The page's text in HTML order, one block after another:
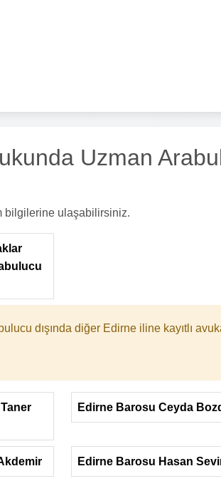
Uzman
bilgilerine ulaşabilirsiniz.
dışında diğer Edirne iline kayıtlı
Edirne Barosu Ceyda
Edirne Barosu Hasan